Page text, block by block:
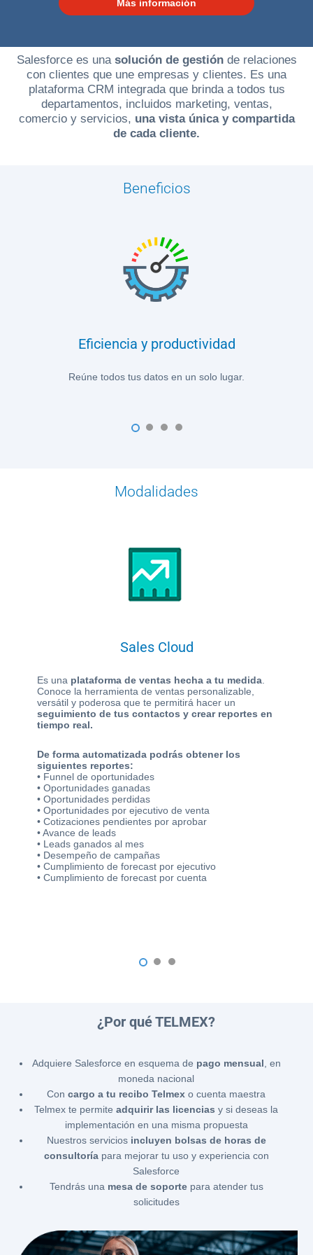
Blog
Más información
Salesforce es una solución de gestiónde relaciones
con clientes que une empresas y clientes. Es una
plataforma CRM integrada que brinda a todos tus
departamentos, incluidos marketing, ventas,
comercio y servicios, una vista única y compartida
de cada cliente.
Beneficios
Eficiencia y productividad
Reúne todos tus datos en un solo lugar.
1 2 3 4
Modalidades
Sales Cloud
Es una plataforma de ventas hecha a tu medida.
Conoce la herramienta de ventas personalizable,
versátil y poderosa que te permitirá hacer un
seguimiento de tus contactos y crear reportes en
tiempo real.
De forma automatizada podrás obtener los
siguientes reportes:
• Funnel de oportunidades
• Oportunidades ganadas
• Oportunidades perdidas
• Oportunidades por ejecutivo de venta
• Cotizaciones pendientes por aprobar
• Avance de leads
• Leads ganados al mes
• Desempeño de campañas
• Cumplimiento de forecast por ejecutivo
• Cumplimiento de forecast por cuenta
1 2 3
¿Por qué TELMEX?
Adquiere Salesforce en esquema de pago mensual, en
moneda nacional
Con cargo a tu recibo Telmex o cuenta maestra
Telmex te permiteadquirir las licencias y si deseas la
implementación en una misma propuesta
Nuestros servicios incluyen bolsas de horas de
consultoríapara mejorar tu uso y experiencia con
Salesforce
Tendrás una mesa de soportepara atender tus
solicitudes